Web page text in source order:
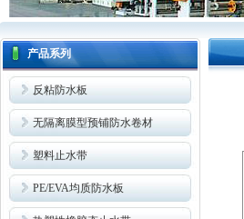
产品系列
反粘防水板
无隔离膜型预铺防水卷材
塑料止水带
PE/EVA均质防水板